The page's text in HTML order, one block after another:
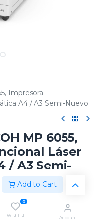
Add to Cart
0
Wishlist Account
Impresora
A4 / A3 Semi-Nuevo
MP 6055,
Láser
/ A3 Semi-